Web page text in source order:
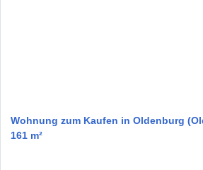
Wohnung zum Kaufen in Oldenburg
161 m²